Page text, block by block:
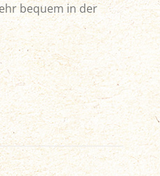
bequem in der